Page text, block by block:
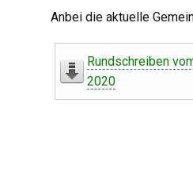
Anbei die aktuelle
Rundschreiben
2020